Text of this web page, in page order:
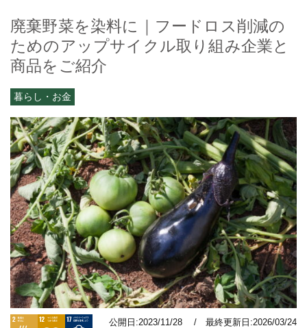
廃棄野菜を染料に｜フードロス削減の
ためのアップサイクル取り組み企業と
商品をご紹介
暮らし・お金
公開日:2023/11/28 / 最終更新日:2026/03/24